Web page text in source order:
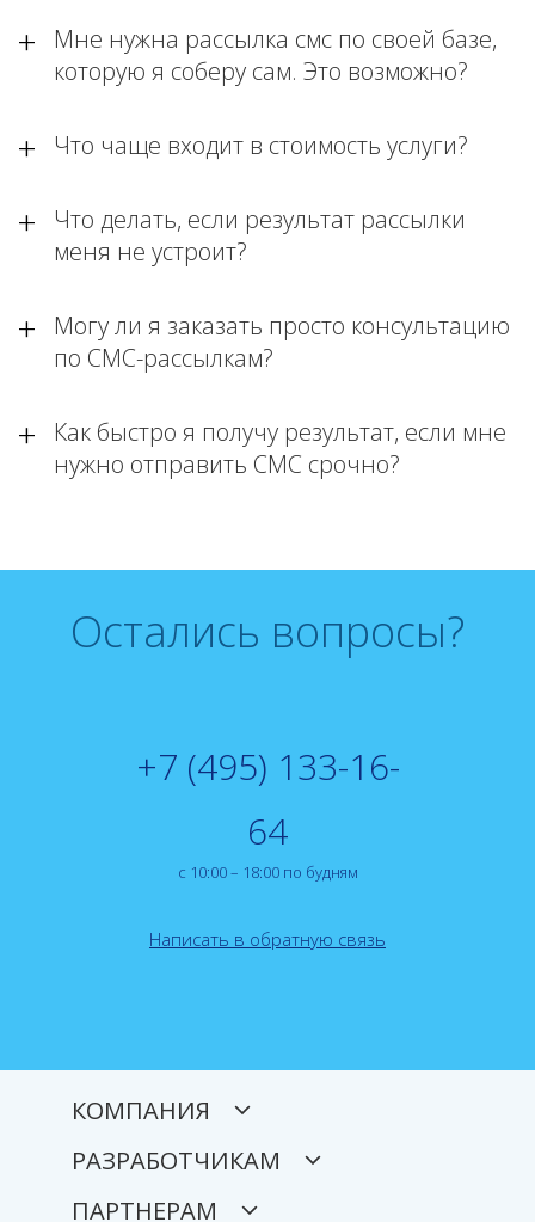
Мне нужна рассылка смс по своей базе,
которую я соберу сам. Это возможно?
Что чаще входит в стоимость услуги?
Что делать, если результат рассылки
меня не устроит?
Могу ли я заказать просто консультацию
по СМС-рассылкам?
Как быстро я получу результат, если мне
нужно отправить СМС срочно?
Остались вопросы?
+7 (495) 133-16-
64
с 10:00 – 18:00 по будням
Написать в обратную связь
КОМПАНИЯ
РАЗРАБОТЧИКАМ
ПАРТНЕРАМ